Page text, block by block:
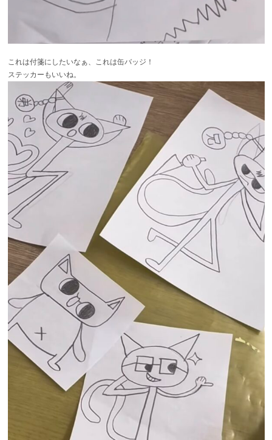
これは付箋にしたいなぁ、これは缶バッジ！
ステッカーもいいね。